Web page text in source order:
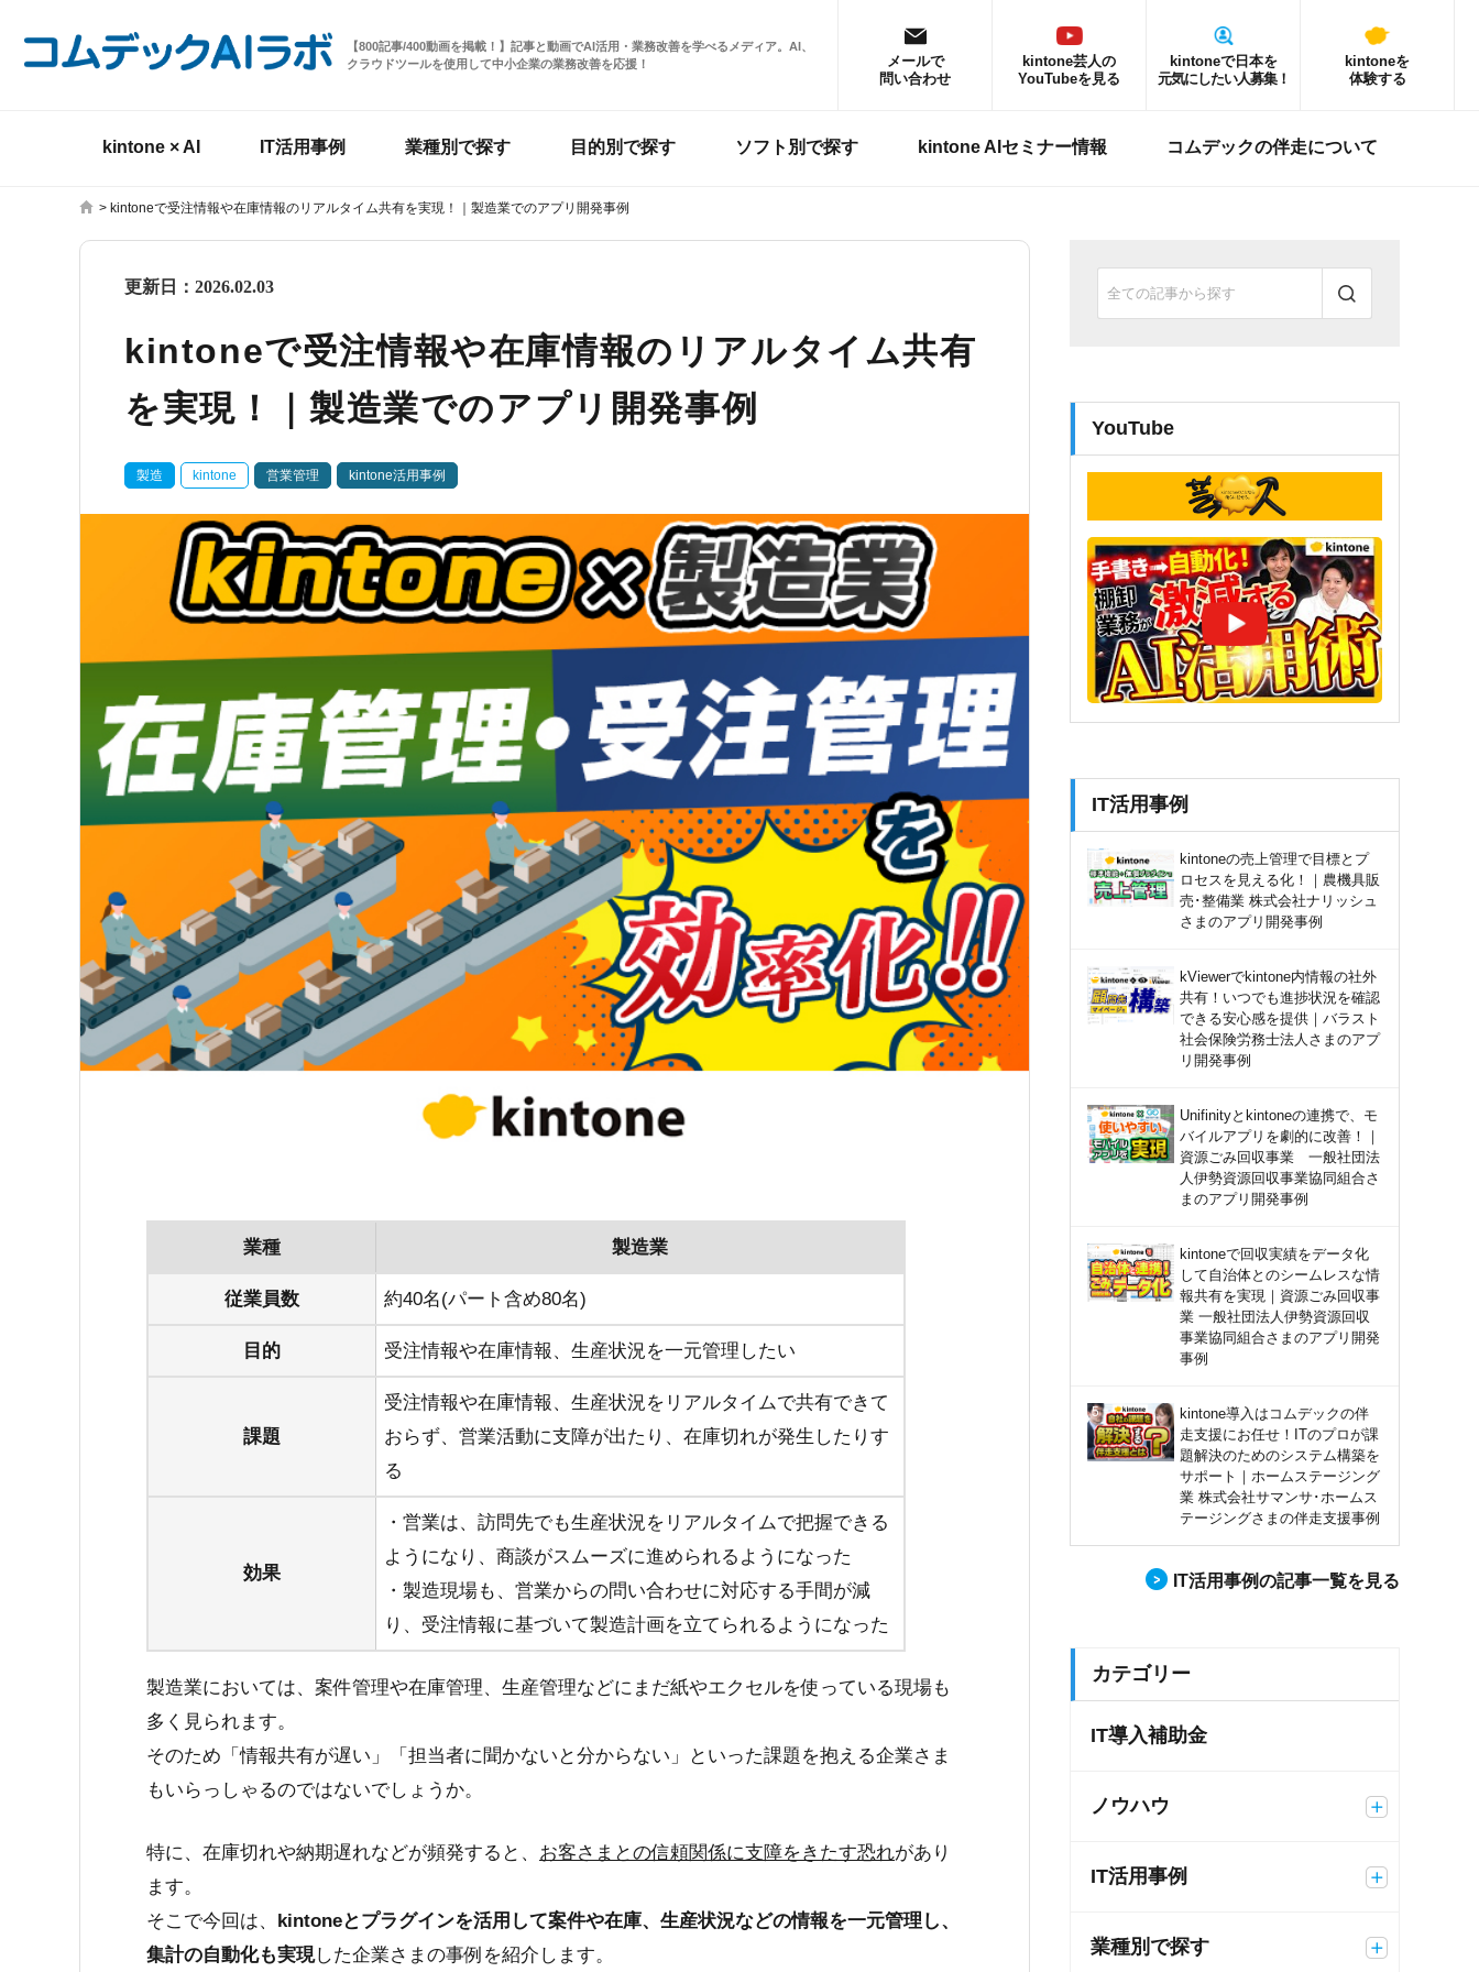
【800記事/400動画を掲載！】記事と動画でAI活用・業務改善を学べるメディア。AI、
クラウドツールを使用して中小企業の業務改善を応援！
メールで
問い合わせ
kintone芸人の
YouTubeを見る
kintoneで日本を
元気にしたい人募集！
kintoneを
体験する
kintone × AI IT活用事例 業種別で探す 目的別で探す ソフト別で探す kintone AIセミナー情報 コムデックの伴走について
> kintoneで受注情報や在庫情報のリアルタイム共有を実現！｜製造業でのアプリ開発事例
更新日： 2026.02.03
kintoneで受注情報や在庫情報のリアルタイム共有
を実現！｜製造業でのアプリ開発事例
製造 kintone 営業管理 kintone活用事例
業種 製造業
従業員数 約40名(パート含め80名)
目的 受注情報や在庫情報、生産状況を一元管理したい
課題
受注情報や在庫情報、生産状況をリアルタイムで共有できて
おらず、営業活動に支障が出たり、在庫切れが発生したりす
る
効果
・営業は、訪問先でも生産状況をリアルタイムで把握できる
ようになり、商談がスムーズに進められるようになった
・製造現場も、営業からの問い合わせに対応する手間が減
り、受注情報に基づいて製造計画を立てられるようになった
製造業においては、案件管理や在庫管理、生産管理などにまだ紙やエクセルを使っている現場も
多く見られます。
そのため「情報共有が遅い」「担当者に聞かないと分からない」といった課題を抱える企業さま
もいらっしゃるのではないでしょうか。
特に、在庫切れや納期遅れなどが頻発すると、 お客さまとの信頼関係に支障をきたす恐れがあり
ます。
そこで今回は、 kintoneとプラグインを活用して案件や在庫、生産状況などの情報を一元管理し、
集計の自動化も実現した企業さまの事例を紹介します。
YouTube
IT活用事例
kintoneの売上管理で目標とプ
ロセスを見える化！｜農機具販
売･整備業 株式会社ナリッシュ
さまのアプリ開発事例
kViewerでkintone内情報の社外
共有！いつでも進捗状況を確認
できる安心感を提供｜バラスト
社会保険労務士法人さまのアプ
リ開発事例
Unifinityとkintoneの連携で、モ
バイルアプリを劇的に改善！｜
資源ごみ回収事業 一般社団法
人伊勢資源回収事業協同組合さ
まのアプリ開発事例
kintoneで回収実績をデータ化
して自治体とのシームレスな情
報共有を実現｜資源ごみ回収事
業 一般社団法人伊勢資源回収
事業協同組合さまのアプリ開発
事例
kintone導入はコムデックの伴
走支援にお任せ！ITのプロが課
題解決のためのシステム構築を
サポート｜ホームステージング
業 株式会社サマンサ･ホームス
テージングさまの伴走支援事例
IT活用事例の記事一覧を見る
カテゴリー
IT導入補助金
ノウハウ
IT活用事例
業種別で探す